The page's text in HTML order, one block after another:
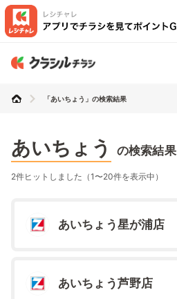
「あいちょう」の検索結果
あいちょう の検索結果
2件ヒットしました（1〜20件を表示中）
あいちょう星が浦店
あいちょう芦野店